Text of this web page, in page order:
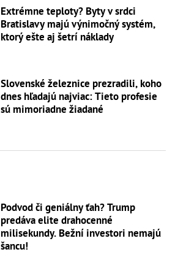
Extrémne teploty? Byty v srdci
Bratislavy majú výnimočný systém,
ktorý ešte aj šetrí náklady
Slovenské železnice prezradili, koho
dnes hľadajú najviac: Tieto profesie
sú mimoriadne žiadané
Podvod či geniálny ťah? Trump
predáva elite drahocenné
milisekundy. Bežní investori nemajú
šancu!